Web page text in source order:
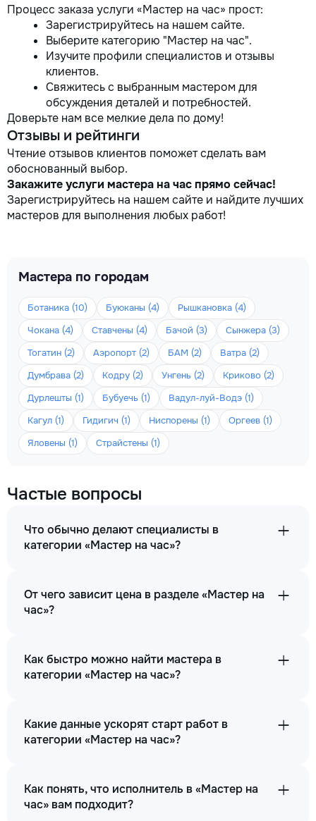
Процесс заказа услуги «Мастер на час» прост:
Зарегистрируйтесь на нашем сайте.
Выберите категорию "Мастер на час".
Изучите профили специалистов и отзывы
клиентов.
Свяжитесь с выбранным мастером для
обсуждения деталей и потребностей.
Доверьте нам все мелкие дела по дому!
Отзывы и рейтинги
Чтение отзывов клиентов поможет сделать вам
обоснованный выбор.
Закажите услуги мастера на час прямо сейчас!
Зарегистрируйтесь на нашем сайте и найдите лучших
мастеров для выполнения любых работ!
Мастера по городам
Ботаника (10) Буюканы (4)
Рышкановка (4)
Чокана (4)
Ставчены (4) Бачой (3)
Сынжера (3)
Тогатин (2)
Аэропорт (2) БАМ (2)
Ватра (2)
Думбрава (2)
Кодру (2) Унгень (2)
Криково (2)
Дурлешты (1)
Бубуечь (1)
Вадул-луй-Водэ (1)
Кагул (1)
Гидигич (1) Ниспорены (1)
Оргеев (1)
Яловены (1)
Страйстены (1)
Частые вопросы
Что обычно делают специалисты в
категории «Мастер на час»?
От чего зависит цена в разделе «Мастер на
час»?
Как быстро можно найти мастера в
категории «Мастер на час»?
Какие данные ускорят старт работ в
категории «Мастер на час»?
Как понять, что исполнитель в «Мастер на
час» вам подходит?